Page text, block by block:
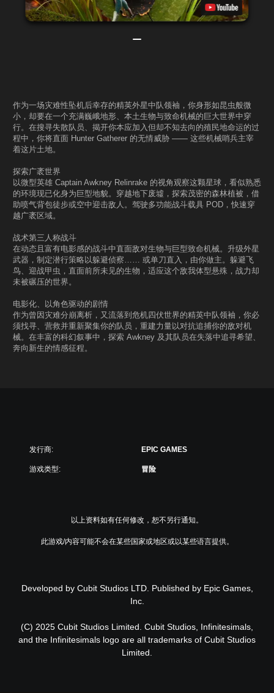
作为一场灾难性坠机后幸存的精英外星中队领袖，你身形如昆虫般微
小，却要在一个充满巍峨地形、本土生物与致命机械的巨大世界中穿
行。在搜寻失散队员、揭开你本应加入但却不知去向的殖民地命运的过
程中，你将直面 Hunter Gatherer 的无情威胁 —— 这些机械哨兵主宰
着这片土地。
探索广袤世界
以微型英雄 Captain Awkney Relinrake 的视角观察这颗星球，看似熟悉
的环境现已化身为巨型地貌。穿越地下废墟，探索茂密的森林植被，借
助喷气背包徒步或空中迎击敌人。驾驶多功能战斗载具 POD，快速穿
越广袤区域。
战术第三人称战斗
在动态且富有电影感的战斗中直面敌对生物与巨型致命机械。升级外星
武器，制定潜行策略以躲避侦察…… 或单刀直入，由你做主。躲避飞
鸟、迎战甲虫，直面前所未见的生物，适应这个敌我体型悬殊，战力却
未被碾压的世界。
电影化、以角色驱动的剧情
作为曾因灾难分崩离析，又流落到危机四伏世界的精英中队领袖，你必
须找寻、营救并重新聚集你的队员，重建力量以对抗追捕你的敌对机
械。在丰富的科幻叙事中，探索 Awkney 及其队员在失落中追寻希望、
奔向新生的情感征程。
发行商: EPIC GAMES
游戏类型: 冒险
以上资料如有任何修改，恕不另行通知。
此游戏/内容可能不会在某些国家或地区或以某些语言提供。
Developed by Cubit Studios LTD. Published by Epic Games,
Inc.
(C) 2025 Cubit Studios Limited. Cubit Studios, Infinitesimals,
and the Infinitesimals logo are all trademarks of Cubit Studios
Limited.